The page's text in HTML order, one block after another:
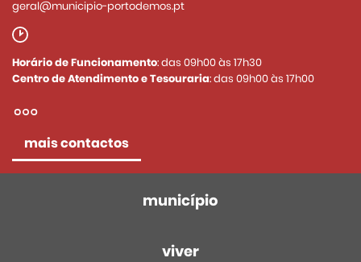
geral@municipio-portodemos.pt
Horário de Funcionamento: das 09h00 às 17h30
Centro de Atendimento e Tesouraria: das 09h00 às 17h00
mais contactos
município
viver